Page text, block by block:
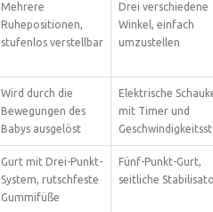
Mehrere
Ruhepositionen,
stufenlos verstellbar
Drei verschiedene
Winkel, einfach
umzustellen
Wird durch die
Bewegungen des
Babys ausgelöst
Elektrische
mit Timer und
Gurt mit Drei-Punkt-
System, rutschfeste
Gummifüße
Fünf-Punkt-Gurt,
seitliche